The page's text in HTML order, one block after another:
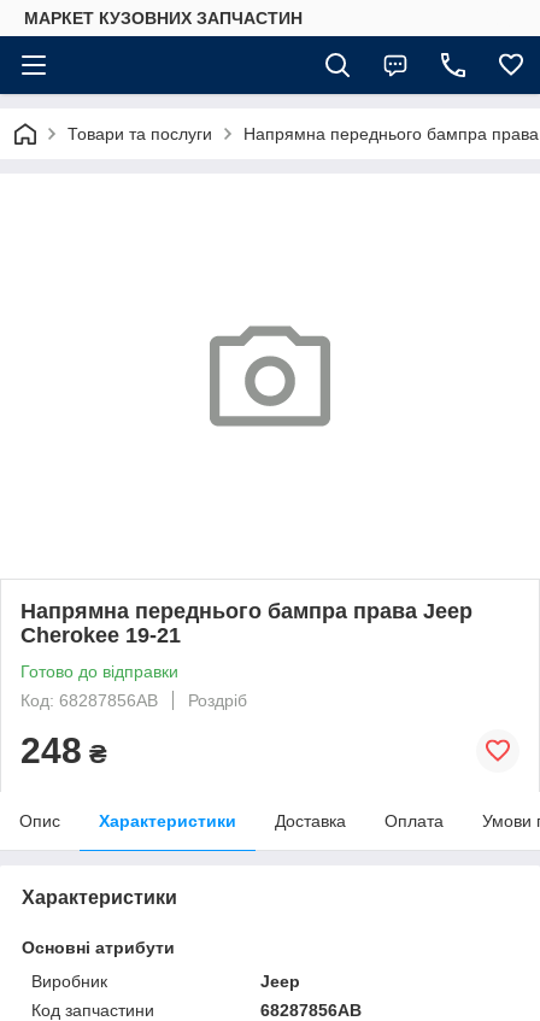
МАРКЕТ КУЗОВНИХ ЗАПЧАСТИН
Товари та послуги Напрямна переднього бампра
Напрямна переднього бампра права Jeep
Cherokee 19-21
Готово до відправки
Код: 68287856AB
Роздріб
248 ₴
Опис Характеристики Доставка Оплата Умови
Характеристики
Основні атрибути
Виробник
Jeep
Код запчастини
68287856AB